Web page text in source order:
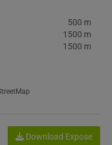
500 m
1500 m
1500 m
Download Expose